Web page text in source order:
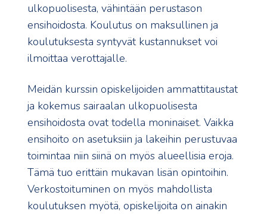
ulkopuolisesta, vähintään perustason
ensihoidosta. Koulutus on maksullinen ja
koulutuksesta syntyvät kustannukset voi
ilmoittaa verottajalle.
Meidän kurssin opiskelijoiden ammattitaustat
ja kokemus sairaalan ulkopuolisesta
ensihoidosta ovat todella moninaiset. Vaikka
ensihoito on asetuksiin ja lakeihin perustuvaa
toimintaa niin siinä on myös alueellisia eroja.
Tämä tuo erittäin mukavan lisän opintoihin.
Verkostoituminen on myös mahdollista
koulutuksen myötä, opiskelijoita on ainakin